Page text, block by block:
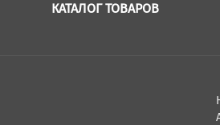
КАТАЛОГ ТОВАРОВ